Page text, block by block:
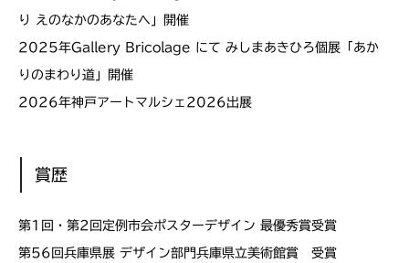
り えのなかのあなたへ」開催
2025年Gallery Bricolage にて みしまあきひろ個展「あか
りのまわり道」開催
2026年神戸アートマルシェ2026出展
賞歴
第1回・第2回定例市会ポスターデザイン 最優秀賞受賞
第56回兵庫県展 デザイン部門兵庫県立美術館賞 受賞